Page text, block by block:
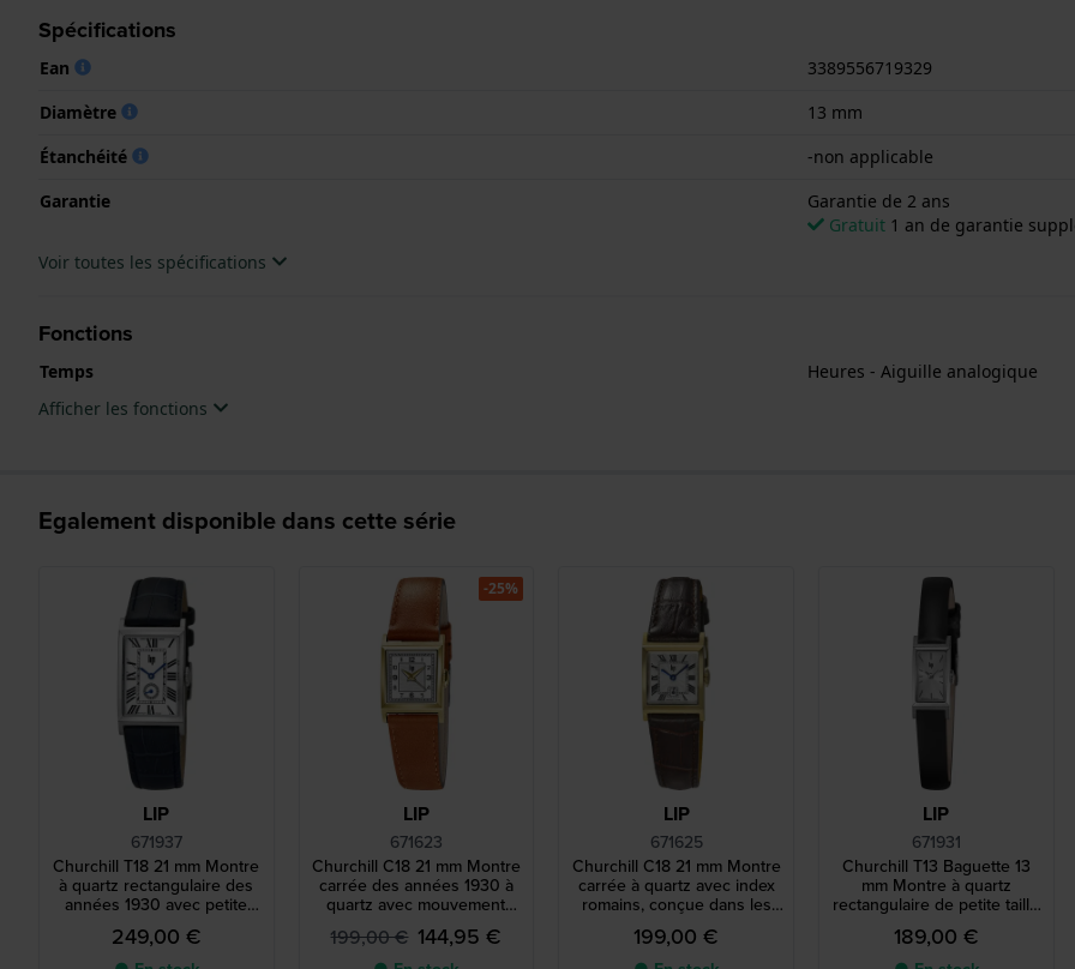
Minéral..
La montre est 0 ATM. La montre est livrée avec la Garantie de 2 ans.
Spécifications
Ean
3389556719329
Diamètre
13 mm
Étanchéité
-non applicable
Garantie
Garantie de 2 ans
Gratuit 1 an de garantie
Voir toutes les spécifications
Fonctions
Temps
Heures - Aiguille analogique
Afficher les fonctions
Egalement disponible dans cette série
LIP
671937
Churchill T18 21 mm Montre
à quartz rectangulaire des
années 1930 avec petite
seconde
249,00 €
LIP
671623
Churchill C18 21 mm Montre
carrée des années 1930 à
quartz avec mouvement
suisse
199,00 € 144,95 €
-25%
LIP
671625
Churchill C18 21 mm Montre
carrée à quartz avec index
romains, conçue dans les
années 1930
199,00 €
LIP
671931
Churchill T13 Baguette 13
mm Montre à quartz
rectangulaire de petite taille
des années 1960 avec
mouvement suisse
189,00 €